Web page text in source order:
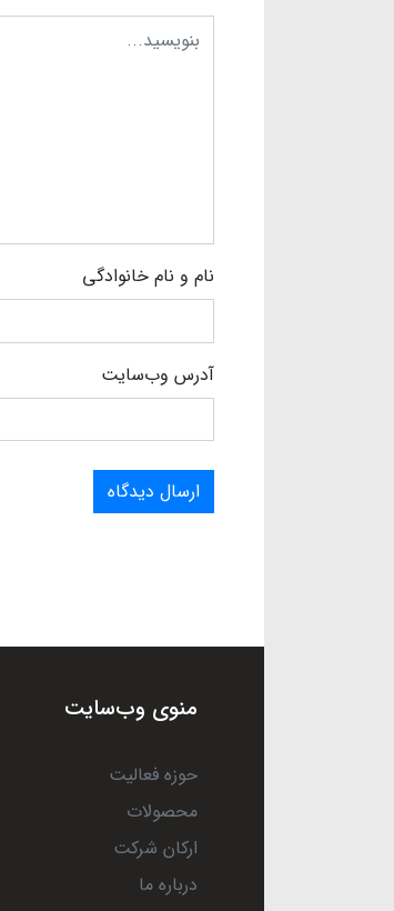
نام و نام خانوادگی
آدرس وب‌سایت
ارسال دیدگاه
منوی وب‌سایت
حوزه فعالیت
محصولات
ارکان شرکت
درباره ما